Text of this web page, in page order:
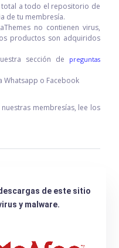
total a todo el repositorio de
de tu membresía.
no contienen virus,
productos son adquiridos
sección de
preguntas
Whatsapp o Facebook
membresías, lee los
de este sitio
y malware.